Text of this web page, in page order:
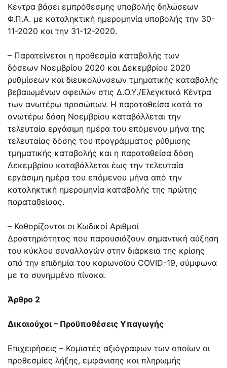
Κέντρα βάσει εμπρόθεσμης υποβολής δηλώσεων
Φ.Π.Α. με καταληκτική ημερομηνία υποβολής την 30-
11-2020 και την 31-12-2020.
– Παρατείνεται η προθεσμία καταβολής των
δόσεων Νοεμβρίου 2020 και Δεκεμβρίου 2020
ρυθμίσεων και διευκολύνσεων τμηματικής καταβολής
βεβαιωμένων οφειλών στις Δ.Ο.Υ./Ελεγκτικά Κέντρα
των ανωτέρω προσώπων. Η παραταθείσα κατά τα
ανωτέρω δόση Νοεμβρίου καταβάλλεται την
τελευταία εργάσιμη ημέρα του επόμενου μήνα της
τελευταίας δόσης του προγράμματος ρύθμισης
τμηματικής καταβολής και η παραταθείσα δόση
Δεκεμβρίου καταβάλλεται έως την τελευταία
εργάσιμη ημέρα του επόμενου μήνα από την
καταληκτική ημερομηνία καταβολής της πρώτης
παραταθείσας.
– Καθορίζονται οι Κωδικοί Αριθμοί
Δραστηριότητας που παρουσιάζουν σημαντική αύξηση
του κύκλου συναλλαγών στην διάρκεια της κρίσης
από την επιδημία του κορωνοϊού COVID-19, σύμφωνα
με το συνημμένο πίνακα.
Άρθρο 2
Δικαιούχοι – Προϋποθέσεις Υπαγωγής
Επιχειρήσεις – Κομιστές αξιόγραφων των οποίων οι
προθεσμίες λήξης, εμφάνισης και πληρωμής